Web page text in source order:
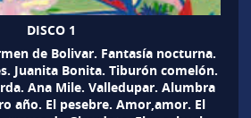
DISCO 1
de Bolivar. Fantasía nocturna.
Juanita Bonita. Tiburón comelón.
Ana Mile. Valledupar. Alumbra
año. El pesebre. Amor,amor. El